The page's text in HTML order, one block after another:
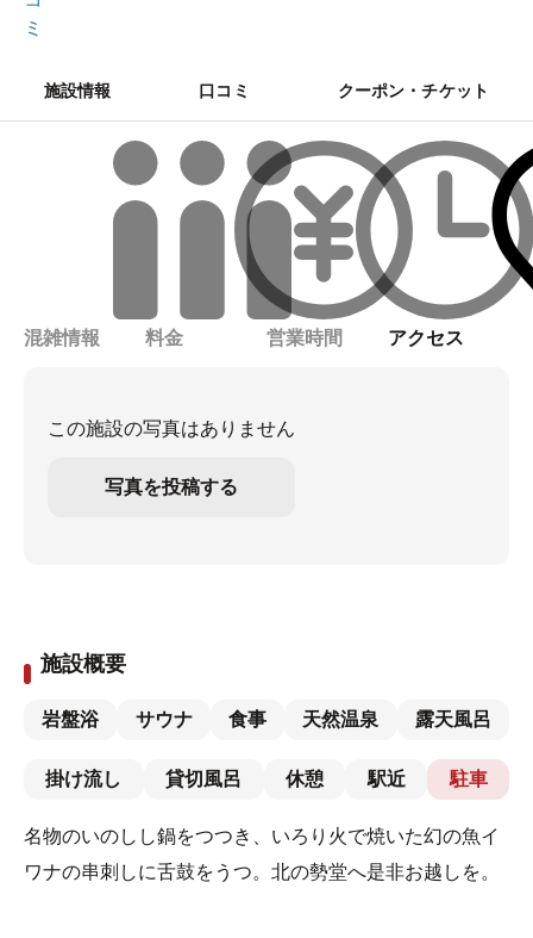
ミ
施設情報 口コミ クーポン・チケット
混雑情報 料金 営業時間 アクセス
この施設の写真はありません
写真を投稿する
施設概要
岩盤浴 サウナ 食事 天然温泉 露天風呂
掛け流し 貸切風呂 休憩 駅近 駐車
名物のいのしし鍋をつつき、いろり火で焼いた幻の魚イ
ワナの串刺しに舌鼓をうつ。北の勢堂へ是非お越しを。